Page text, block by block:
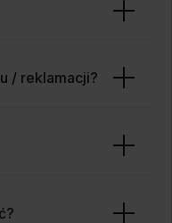
/ reklamacji?